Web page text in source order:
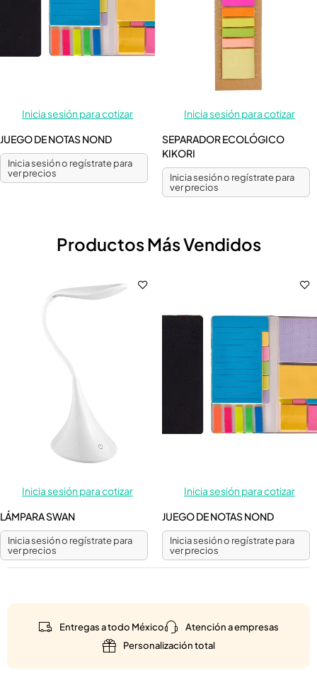
Inicia sesión para cotizar
JUEGO DE NOTAS NOND
Inicia sesión o regístrate para
ver precios
Inicia sesión para cotizar
SEPARADOR ECOLÓGICO
KIKORI
Inicia sesión o regístrate para
ver precios
Productos Más Vendidos
Inicia sesión para cotizar
LÁMPARA SWAN
Inicia sesión o regístrate para
ver precios
Inicia sesión para cotizar
JUEGO DE NOTAS NOND
Inicia sesión o regístrate para
ver precios
Entregas a todo México
Atención a empresas
Personalización total